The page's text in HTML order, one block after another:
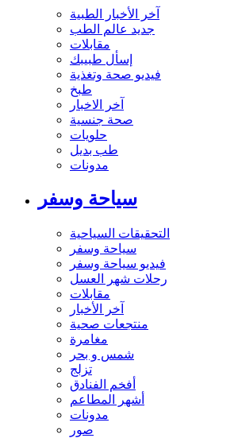
آخر الأخبار الطبية
جديد عالم الطب
مقابلات
إسأل طبيبك
فيديو صحة وتغذية
طبخ
آخر الاخبار
صحة جنسية
حلويات
طب بديل
مدونات
سياحة وسفر
التحقيقات السياحية
سياحة وسفر
فيديو سياحة وسفر
رحلات شهر العسل
مقابلات
آخر الأخبار
منتجعات صحية
مغامرة
شمس و بحر
تزلج
أفخم الفنادق
أشهر المطاعم
مدونات
صور